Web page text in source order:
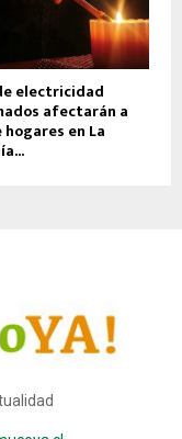
electricidad
afectarán a
en La